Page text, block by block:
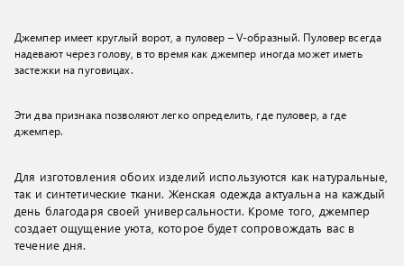
Джемпер имеет круглый ворот, а пуловер – V-образный. Пуловер всегда
надевают через голову, в то время как джемпер иногда может иметь
застежки на пуговицах.
Эти два признака позволяют легко определить, где пуловер, а где
джемпер.
Для изготовления обоих изделий используются как натуральные,
так и синтетические ткани. Женская одежда актуальна на каждый
день благодаря своей универсальности. Кроме того, джемпер
создает ощущение уюта, которое будет сопровождать вас в
течение дня.